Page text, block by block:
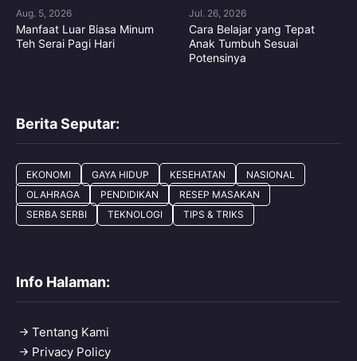
Aug. 5, 2026
Manfaat Luar Biasa Minum
Teh Serai Pagi Hari
Jul. 26, 2026
Cara Belajar yang Tepat
Anak Tumbuh Sesuai
Potensinya
Berita Seputar:
EKONOMI GAYA HIDUP KESEHATAN
NASIONAL
OLAHRAGA
PENDIDIKAN
RESEP MASAKAN
SERBA SERBI
TEKNOLOGI TIPS & TRIKS
Info Halaman:
Tentang Kami
Privacy Policy